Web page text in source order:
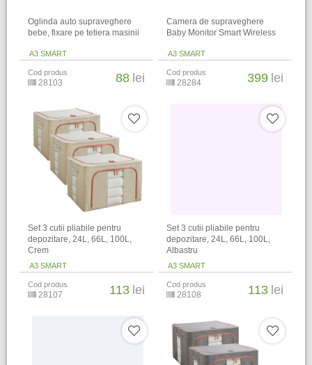
Oglinda auto supraveghere
bebe, fixare pe tetiera masinii
A3 SMART
Cod produs
28103 88 lei
Camera de supraveghere
Baby Monitor Smart Wireless
A3 SMART
Cod produs
28284 399 lei
Set 3 cutii pliabile pentru
depozitare, 24L, 66L, 100L,
Crem
A3 SMART
Cod produs
28107 113 lei
Set 3 cutii pliabile pentru
depozitare, 24L, 66L, 100L,
Albastru
A3 SMART
Cod produs
28108 113 lei